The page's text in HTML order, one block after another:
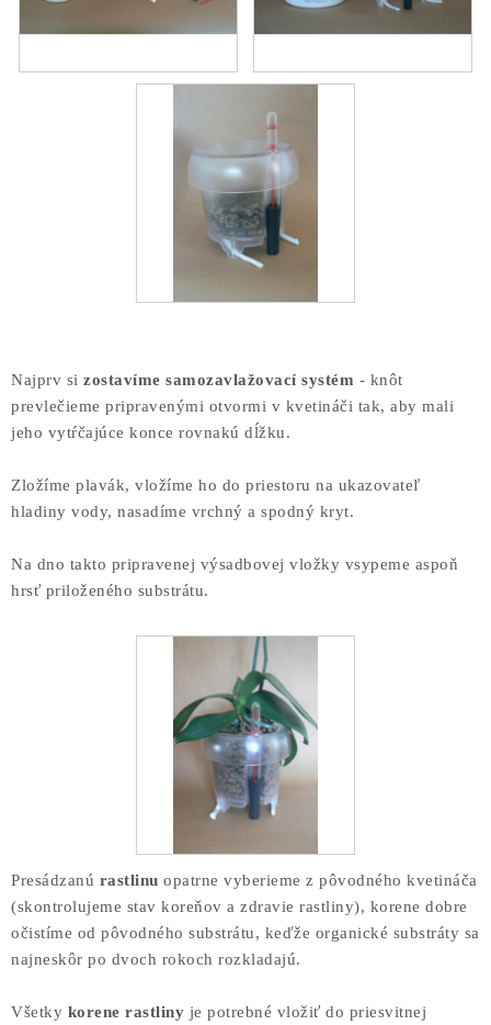
Najprv si zostavíme samozavlažovací systém - knôt
prevlečieme pripravenými otvormi v kvetináči tak, aby mali
jeho vytŕčajúce konce rovnakú dĺžku.
Zložíme plavák, vložíme ho do priestoru na ukazovateľ
hladiny vody, nasadíme vrchný a spodný kryt.
Na dno takto pripravenej výsadbovej vložky vsypeme aspoň
hrsť priloženého substrátu.
Presádzanú rastlinu opatrne vyberieme z pôvodného kvetináča
(skontrolujeme stav koreňov a zdravie rastliny), korene dobre
očistíme od pôvodného substrátu, keďže organické substráty sa
najneskôr po dvoch rokoch rozkladajú.
Všetky korene rastliny je potrebné vložiť do priesvitnej